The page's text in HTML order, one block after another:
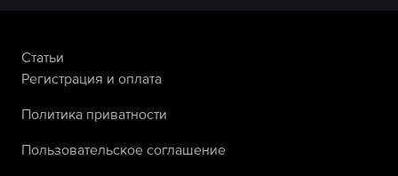
Статьи
Регистрация и оплата
Политика приватности
Пользовательское соглашение